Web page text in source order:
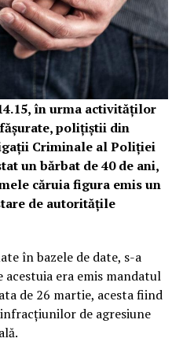
în urma activităților
polițiștii din
Criminale al Poliției
un bărbat de 40 de ani,
căruia figura emis un
de autoritățile
în bazele de date, s-a
era emis mandatul
de 26 martie, acesta fiind
de agresiune